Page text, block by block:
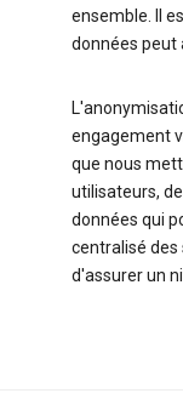
ensemble. Il
données peut
engagement
que nous
utilisateurs,
données qui
centralisé
d'assurer un